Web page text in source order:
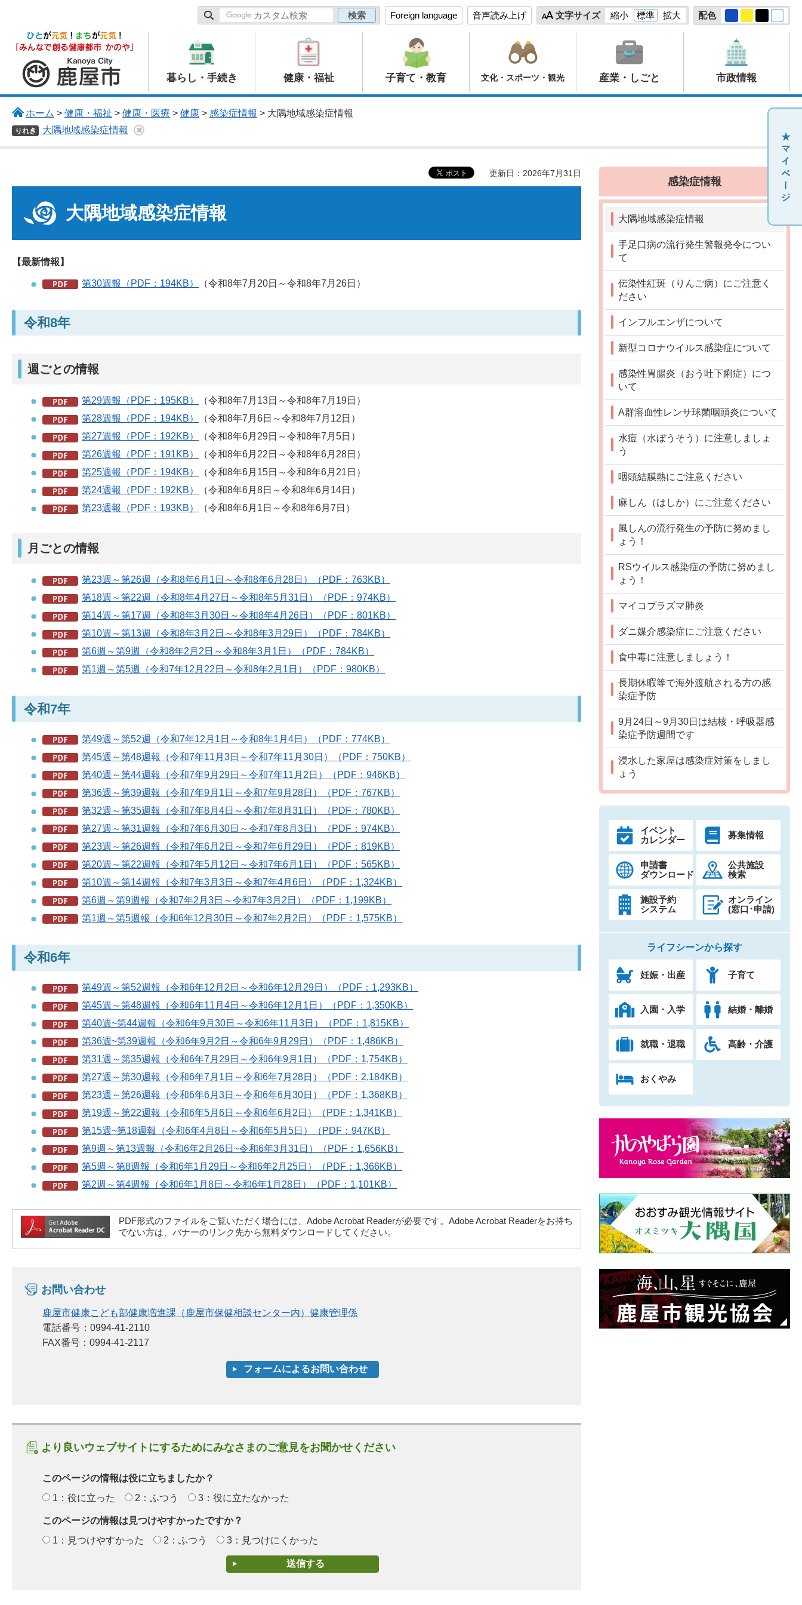
Foreign language 音声読み上げ 文字サイズ 縮小 標準 拡大 配色
鹿屋市
暮らし・手続き 健康・福祉 子育て・教育 文化・スポーツ・観光 産業・しごと 市政情報
ホーム > 健康・福祉 > 健康・医療 > 健康> 感染症情報 > 大隅地域感染症情報
りれき 大隅地域感染症情報
更新日：2026年7月31日
大隅地域感染症情報
【最新情報】
第30週報（PDF：194KB） （令和8年7月20日～令和8年7月26日）
令和8年
週ごとの情報
第29週報（PDF：195KB）
（令和8年7月13日～令和8年7月19日）
第28週報（PDF：194KB）
（令和8年7月6日～令和8年7月12日）
第27週報（PDF：192KB）
（令和8年6月29日～令和8年7月5日）
第26週報（PDF：191KB）
（令和8年6月22日～令和8年6月28日）
第25週報（PDF：194KB）
（令和8年6月15日～令和8年6月21日）
第24週報（PDF：192KB）
（令和8年6月8日～令和8年6月14日）
第23週報（PDF：193KB）
（令和8年6月1日～令和8年6月7日）
月ごとの情報
第23週～第26週（令和8年6月1日～令和8年6月28日）（PDF：763KB）
第18週～第22週（令和8年4月27日～令和8年5月31日）（PDF：974KB）
第14週～第17週（令和8年3月30日～令和8年4月26日）（PDF：801KB）
第10週～第13週（令和8年3月2日～令和8年3月29日）（PDF：784KB）
第6週～第9週（令和8年2月2日～令和8年3月1日）（PDF：784KB）
第1週～第5週（令和7年12月22日～令和8年2月1日）（PDF：980KB）
令和7年
第49週～第52週（令和7年12月1日～令和8年1月4日）（PDF：774KB）
第45週～第48週報（令和7年11月3日～令和7年11月30日）（PDF：750KB）
第40週～第44週報（令和7年9月29日～令和7年11月2日）（PDF：946KB）
第36週～第39週報（令和7年9月1日～令和7年9月28日）（PDF：767KB）
第32週～第35週報（令和7年8月4日～令和7年8月31日）（PDF：780KB）
第27週～第31週報（令和7年6月30日～令和7年8月3日）（PDF：974KB）
第23週～第26週報（令和7年6月2日～令和7年6月29日）（PDF：819KB）
第20週～第22週報（令和7年5月12日～令和7年6月1日）（PDF：565KB）
第10週～第14週報（令和7年3月3日～令和7年4月6日）（PDF：1,324KB）
第6週～第9週報（令和7年2月3日～令和7年3月2日）（PDF：1,199KB）
第1週～第5週報（令和6年12月30日～令和7年2月2日）（PDF：1,575KB）
令和6年
第49週～第52週報（令和6年12月2日～令和6年12月29日）（PDF：1,293KB）
第45週～第48週報（令和6年11月4日～令和6年12月1日）（PDF：1,350KB）
第40週~第44週報（令和6年9月30日～令和6年11月3日）（PDF：1,815KB）
第36週~第39週報（令和6年9月2日～令和6年9月29日）（PDF：1,486KB）
第31週～第35週報（令和6年7月29日～令和6年9月1日）（PDF：1,754KB）
第27週～第30週報（令和6年7月1日～令和6年7月28日）（PDF：2,184KB）
第23週～第26週報（令和6年6月3日～令和6年6月30日）（PDF：1,368KB）
第19週～第22週報（令和6年5月6日～令和6年6月2日）（PDF：1,341KB）
第15週~第18週報（令和6年4月8日～令和6年5月5日）（PDF：947KB）
第9週～第13週報（令和6年2月26日~令和6年3月31日）（PDF：1,656KB）
第5週～第8週報（令和6年1月29日～令和6年2月25日）（PDF：1,366KB）
第2週～第4週報（令和6年1月8日～令和6年1月28日）（PDF：1,101KB）
PDF形式のファイルをご覧いただく場合には、Adobe Acrobat Readerが必要です。Adobe Acrobat Readerをお持ち
でない方は、バナーのリンク先から無料ダウンロードしてください。
お問い合わせ
鹿屋市健康こども部健康増進課（鹿屋市保健相談センター内）健康管理係
電話番号：0994-41-2110
FAX番号：0994-41-2117
より良いウェブサイトにするためにみなさまのご意見をお聞かせください
このページの情報は役に立ちましたか？
1：役に立った
2：ふつう 3：役に立たなかった
このページの情報は見つけやすかったですか？
1：見つけやすかった
2：ふつう 3：見つけにくかった
感染症情報
大隅地域感染症情報
手足口病の流行発生警報発令につい
て
伝染性紅斑（りんご病）にご注意く
ださい
インフルエンザについて
新型コロナウイルス感染症について
感染性胃腸炎（おう吐下痢症）につ
いて
A群溶血性レンサ球菌咽頭炎について
水痘（水ぼうそう）に注意しましょ
う
咽頭結膜熱にご注意ください
麻しん（はしか）にご注意ください
風しんの流行発生の予防に努めまし
ょう！
RSウイルス感染症の予防に努めまし
ょう！
マイコプラズマ肺炎
ダニ媒介感染症にご注意ください
食中毒に注意しましょう！
長期休暇等で海外渡航される方の感
染症予防
9月24日～9月30日は結核・呼吸器感
染症予防週間です
浸水した家屋は感染症対策をしまし
ょう
イベント
カレンダー
募集情報
申請書
ダウンロード
公共施設
検索
施設予約
システム
オンライン
(窓口･申請)
ライフシーンから探す
妊娠・出産 子育て
入園・入学 結婚・離婚
就職・退職 高齢・介護
おくやみ